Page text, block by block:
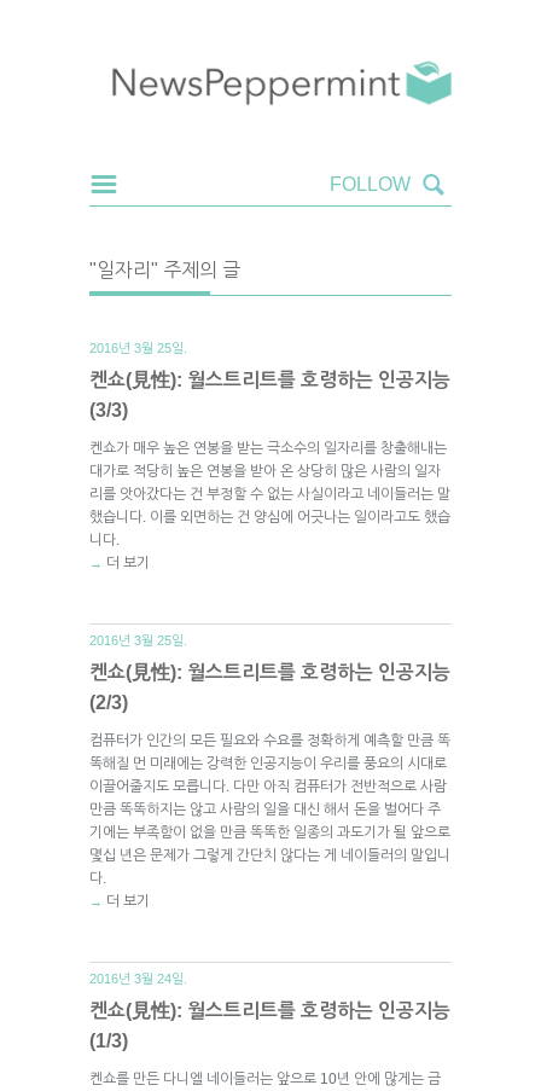
"일자리" 주제의 글
2016년 3월 25일.
켄쇼(見性): 월스트리트를 호령하는 인공지능
(3/3)
켄쇼가 매우 높은 연봉을 받는 극소수의 일자리를 창출해내는
대가로 적당히 높은 연봉을 받아 온 상당히 많은 사람의 일자
리를 앗아갔다는 건 부정할 수 없는 사실이라고 네이들러는 말
했습니다. 이를 외면하는 건 양심에 어긋나는 일이라고도 했습
니다.
→ 더 보기
2016년 3월 25일.
켄쇼(見性): 월스트리트를 호령하는 인공지능
(2/3)
컴퓨터가 인간의 모든 필요와 수요를 정확하게 예측할 만큼 똑
똑해질 먼 미래에는 강력한 인공지능이 우리를 풍요의 시대로
이끌어줄지도 모릅니다. 다만 아직 컴퓨터가 전반적으로 사람
만큼 똑똑하지는 않고 사람의 일을 대신 해서 돈을 벌어다 주
기에는 부족함이 없을 만큼 똑똑한 일종의 과도기가 될 앞으로
몇십 년은 문제가 그렇게 간단치 않다는 게 네이들러의 말입니
다.
→ 더 보기
2016년 3월 24일.
켄쇼(見性): 월스트리트를 호령하는 인공지능
(1/3)
켄쇼를 만든 다니엘 네이들러는 앞으로 10년 안에 많게는 금